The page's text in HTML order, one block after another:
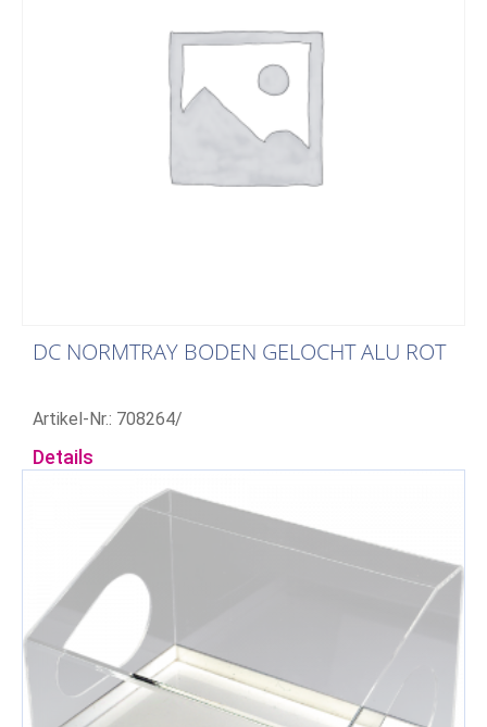
DC NORMTRAY BODEN GELOCHT ALU ROT
Artikel-Nr.: 708264/
Details